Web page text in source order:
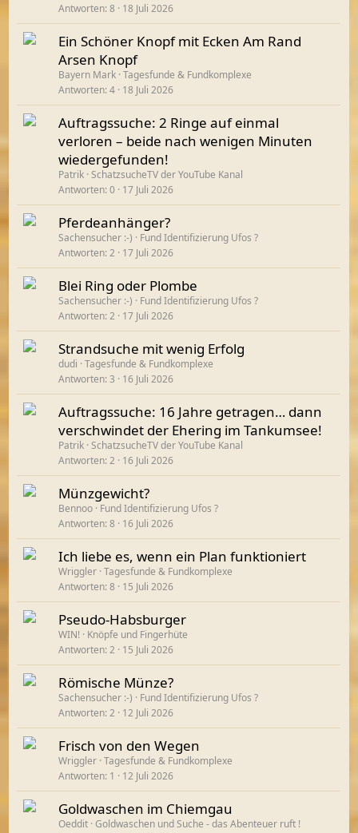
Antworten 8 18 Juli 2026
Ein Schöner Knopf mit Ecken Am Rand
Arsen Knopf
Bayern Mark Tagesfunde & Fundkomplexe
Antworten 4 18 Juli 2026
Auftragssuche: 2 Ringe auf einmal
verloren – beide nach wenigen Minuten
wiedergefunden!
Patrik SchatzsucheTV der YouTube Kanal
Antworten 0 17 Juli 2026
Pferdeanhänger?
Sachensucher :-)
Fund Identifizierung Ufos ?
Antworten 2 17 Juli 2026
Blei Ring oder Plombe
Sachensucher :-)
Fund Identifizierung Ufos ?
Antworten 2 17 Juli 2026
Strandsuche mit wenig Erfolg
dudi
Tagesfunde & Fundkomplexe
Antworten 3 16 Juli 2026
Auftragssuche: 16 Jahre getragen… dann
verschwindet der Ehering im Tankumsee!
Patrik SchatzsucheTV der YouTube Kanal
Antworten 2 16 Juli 2026
Münzgewicht?
Bennoo Fund Identifizierung Ufos ?
Antworten 8 16 Juli 2026
Ich liebe es, wenn ein Plan funktioniert
Wriggler Tagesfunde & Fundkomplexe
Antworten 8 15 Juli 2026
Pseudo-Habsburger
WIN! Knöpfe und Fingerhüte
Antworten 2 15 Juli 2026
Römische Münze?
Sachensucher :-)
Fund Identifizierung Ufos ?
Antworten 2 12 Juli 2026
Frisch von den Wegen
Wriggler Tagesfunde & Fundkomplexe
Antworten 1 12 Juli 2026
Goldwaschen im Chiemgau
Oeddit Goldwaschen und Suche - das Abenteuer ruft !